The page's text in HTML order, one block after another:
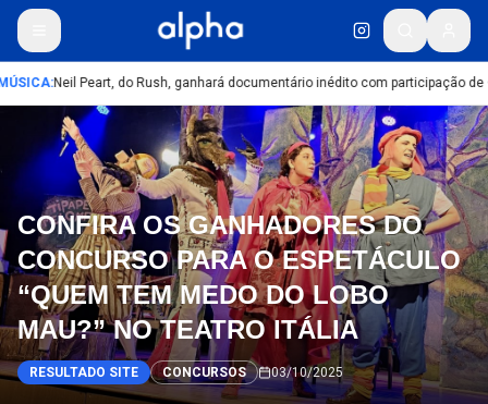
:Neil Peart, do Rush, ganhará documentário inédito com participação de
CONFIRA OS GANHADORES DO
CONCURSO PARA O ESPETÁCULO
“QUEM TEM MEDO DO LOBO
MAU?” NO TEATRO ITÁLIA
RESULTADO SITE CONCURSOS 03/10/2025